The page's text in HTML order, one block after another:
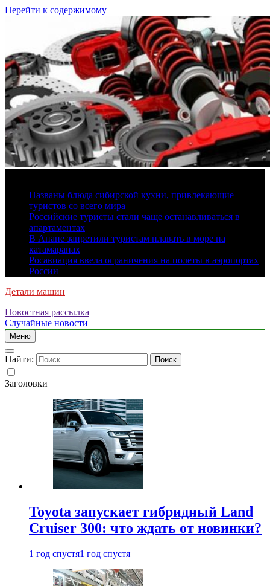
Перейти к содержимому
Названы блюда сибирской кухни, привлекающие
туристов со всего мира
Российские туристы стали чаще останавливаться в
апартаментах
В Анапе запретили туристам плавать в море на
катамаранах
Росавиация ввела ограничения на полеты в аэропортах
России
Детали машин
Новостная рассылка
Случайные новости
Меню
Найти:
Заголовки
Toyota запускает гибридный Land
Cruiser 300: что ждать от новинки?
1 год спустя1 год спустя